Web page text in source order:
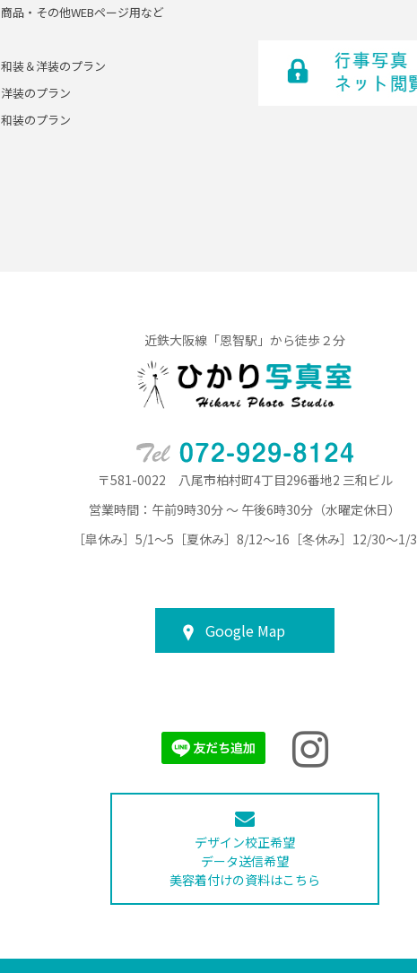
商品・その他WEBページ用など
和装＆洋装のプラン
洋装のプラン
和装のプラン
近鉄大阪線「恩智駅」から徒歩２分
〒581-0022 八尾市柏村町4丁目296番地2 三和ビル
営業時間：午前9時30分 ～ 午後6時30分（水曜定休日）
［皐休み］5/1～5［夏休み］8/12～16［冬休み］12/30～1/3
Google Map
デザイン校正希望
データ送信希望
美容着付けの資料はこちら